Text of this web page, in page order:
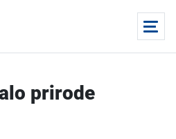
prirode